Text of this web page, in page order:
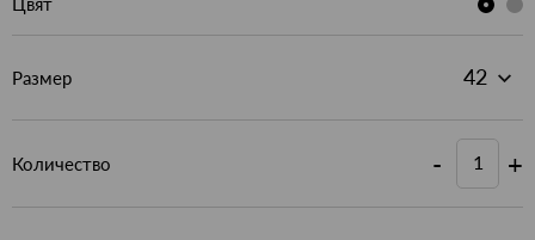
Размер
Количество - +